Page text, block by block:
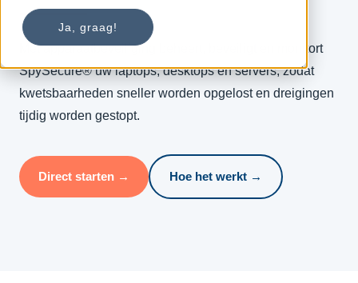
Ja, graag!
Met apparaatbeveiliging beheert, beveiligt en monitort
SpySecure® uw laptops, desktops en servers, zodat
kwetsbaarheden sneller worden opgelost en dreigingen
tijdig worden gestopt.
Direct starten → Hoe het werkt →